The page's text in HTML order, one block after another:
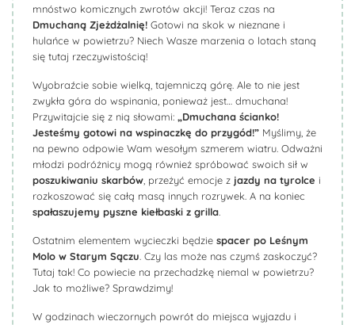
mnóstwo komicznych zwrotów akcji! Teraz czas na
Dmuchaną Zjeżdżalnię! Gotowi na skok w nieznane i
hulańce w powietrzu? Niech Wasze marzenia o lotach staną
się tutaj rzeczywistością!
Wyobraźcie sobie wielką, tajemniczą górę. Ale to nie jest
zwykła góra do wspinania, ponieważ jest… dmuchana!
Przywitajcie się z nią słowami: „Dmuchana ścianko!
Jesteśmy gotowi na wspinaczkę do przygód!” Myślimy, że
na pewno odpowie Wam wesołym szmerem wiatru. Odważni
młodzi podróżnicy mogą również spróbować swoich sił w
poszukiwaniu skarbów , przeżyć emocje z jazdy na tyrolce i
rozkoszować się całą masą innych rozrywek. A na koniec
spałaszujemy pyszne kiełbaski z grilla
Ostatnim elementem wycieczki będzie spacer po Leśnym
Molo w Starym Sączu . Czy las może nas czymś zaskoczyć?
Tutaj tak! Co powiecie na przechadzkę niemal w powietrzu?
Jak to możliwe? Sprawdzimy!
W godzinach wieczornych powrót do miejsca wyjazdu i